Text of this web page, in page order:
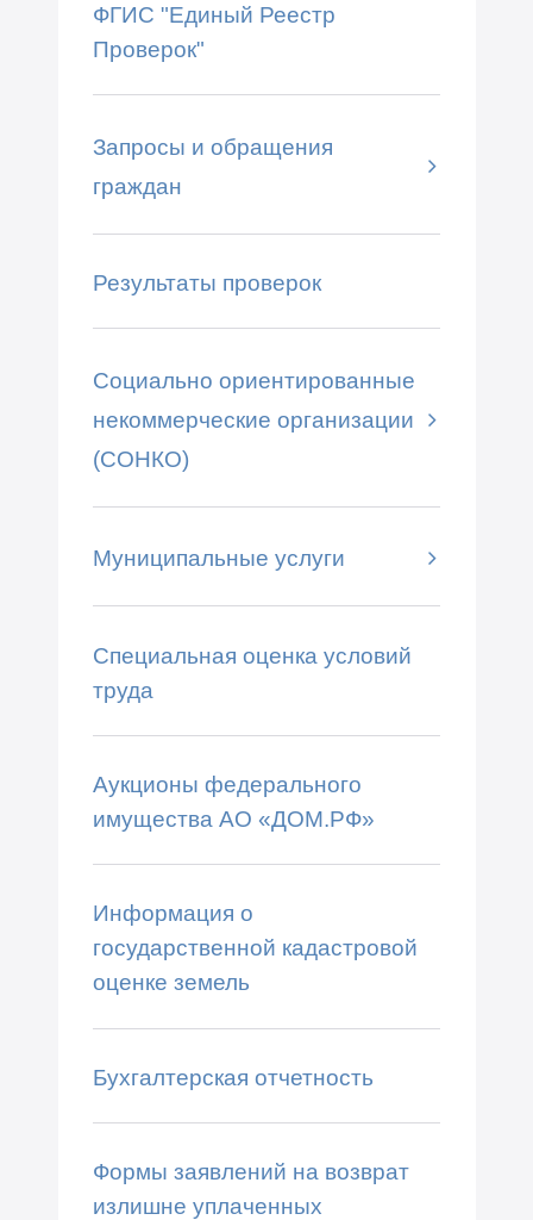
ФГИС "Единый Реестр
Проверок"
Запросы и обращения
граждан
Результаты проверок
Социально ориентированные
некоммерческие организации
(СОНКО)
Муниципальные услуги
Специальная оценка условий
труда
Аукционы федерального
имущества АО «ДОМ.РФ»
Информация о
государственной кадастровой
оценке земель
Бухгалтерская отчетность
Формы заявлений на возврат
излишне уплаченных